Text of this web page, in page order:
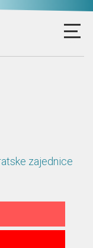
zajednice